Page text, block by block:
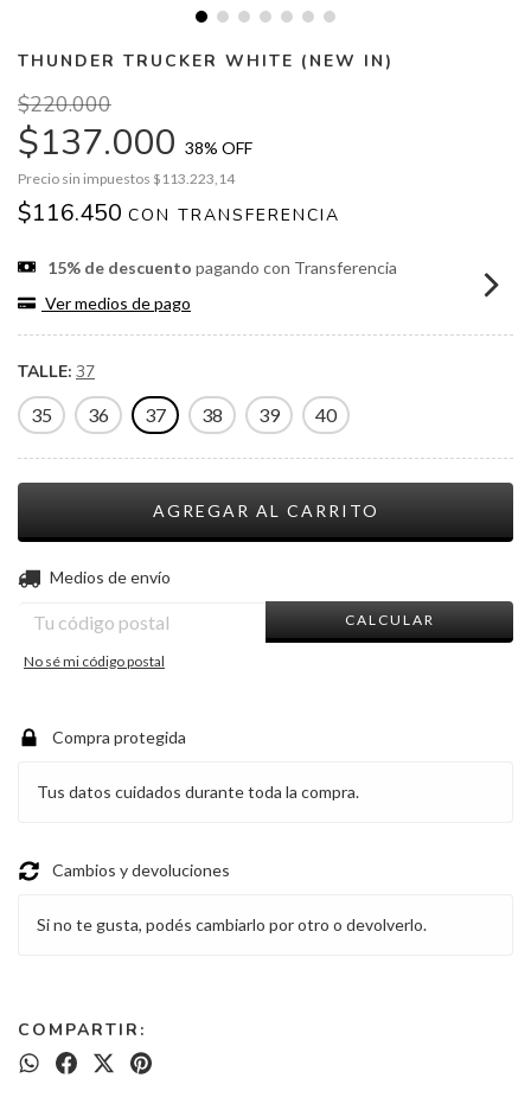
THUNDER TRUCKER WHITE (NEW IN)
$220.000
$137.000 38% OFF
Precio sin impuestos $113.223,14
$116.450 CON TRANSFERENCIA
15% de descuento pagando con Transferencia
Ver medios de pago
TALLE: 37
35
36 37 38 39 40
Entregas para el CP:
Medios de envío
CALCULAR
No sé mi código postal
Compra protegida
Tus datos cuidados durante toda la compra.
Cambios y devoluciones
Si no te gusta, podés cambiarlo por otro o devolverlo.
COMPARTIR: